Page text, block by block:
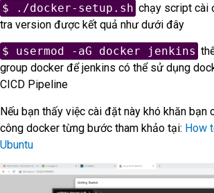
$ ./docker-setup.sh chạy script cài
tra version được kết quả như dưới đây
$ usermod -aG docker jenkins
group docker để jenkins có thể sử dụng
CICD Pipeline
Nếu bạn thấy việc cài đặt này khó khăn bạn
công docker từng bước tham khảo tại: How
Ubuntu